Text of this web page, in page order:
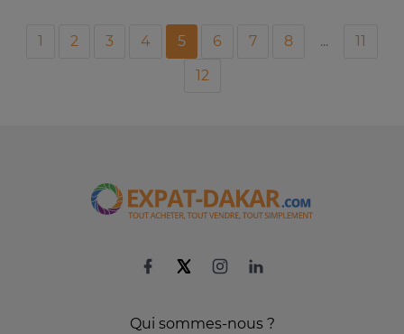
1 2 3 4 5 6 7 8 ...
11
12
Qui sommes-nous ?